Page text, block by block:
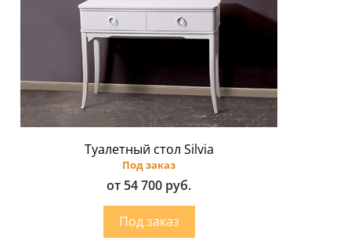
Туалетный стол Silvia
Под заказ
от 54 700 руб.